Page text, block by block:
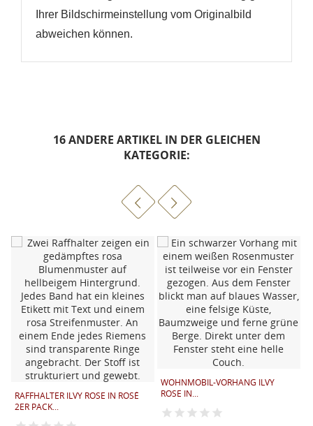
Ihrer Bildschirmeinstellung vom Originalbild
abweichen können.
16 ANDERE ARTIKEL IN DER GLEICHEN
KATEGORIE:
RAFFHALTER ILVY ROSE IN ROSÉ
2ER PACK...
WOHNMOBIL-VORHANG ILVY
ROSE IN...